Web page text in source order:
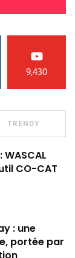
9,430
TRENDY
CO-CAT
: une
portée par